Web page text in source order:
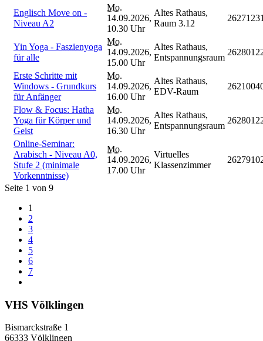
Englisch Move on -
Niveau A2
Mo.
14.09.2026,
10.30 Uhr
Altes Rathaus,
Raum 3.12
Yin Yoga - Faszienyoga
für alle
Mo.
14.09.2026,
15.00 Uhr
Altes Rathaus,
Entspannungsraum
Erste Schritte mit
Windows - Grundkurs
für Anfänger
Mo.
14.09.2026,
16.00 Uhr
Altes Rathaus,
EDV-Raum
Flow & Focus: Hatha
Yoga für Körper und
Geist
Mo.
14.09.2026,
16.30 Uhr
Altes Rathaus,
Entspannungsraum
Online-Seminar:
Arabisch - Niveau A0,
Stufe 2 (minimale
Vorkenntnisse)
Mo.
14.09.2026,
17.00 Uhr
Virtuelles
Klassenzimmer
Seite 1 von 9
1
2
3
4
5
6
7
VHS Völklingen
Bismarckstraße 1
66333 Völklingen